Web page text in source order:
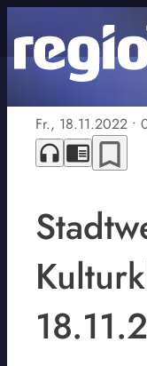
Fr., 18.11.2022 •
headphones chrome_reader_mode bookmark_border